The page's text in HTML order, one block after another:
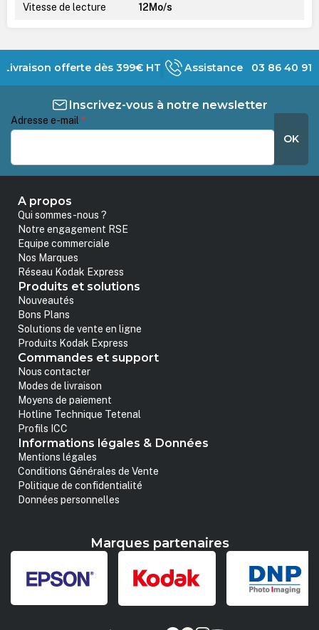
Vitesse de lecture 12Mo/s
Livraison offerte dès 399€ HT Assistance 03 86 40 91
Inscrivez-vous à notre newsletter
Adresse e-mail *
OK
A propos
Qui sommes-nous ?
Notre engagement RSE
Equipe commerciale
Nos Marques
Réseau Kodak Express
Produits et solutions
Nouveautés
Bons Plans
Solutions de vente en ligne
Produits Kodak Express
Commandes et support
Nous contacter
Modes de livraison
Moyens de paiement
Hotline Technique Tetenal
Profils ICC
Informations légales & Données
Mentions légales
Conditions Générales de Vente
Politique de confidentialité
Données personnelles
Marques partenaires